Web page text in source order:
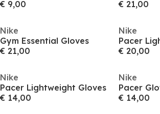
€ 9,00
€ 21,00
Nike
Gym Essential Gloves
€ 21,00
Nike
Pacer
€ 20,00
Nike
Pacer Lightweight Gloves
€ 14,00
Nike
Pacer
€ 14,00